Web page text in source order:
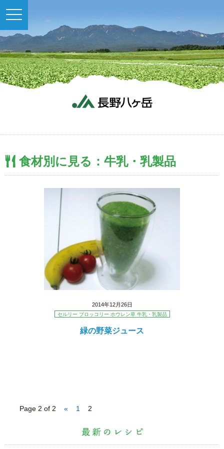
toggle
navigation
食材別に見る：牛乳・乳製品
2014年12月26日
セルリー ブロッコリー ホウレン草 牛乳・乳製品
緑の野菜ジュース
Page 2 of 2 « 1 2